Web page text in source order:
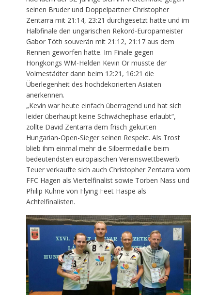
seinen Bruder und Doppelpartner Christopher
Zentarra mit 21:14, 23:21 durchgesetzt hatte und im
Halbfinale den ungarischen Rekord-Europameister
Gabor Tóth souverän mit 21:12, 21:17 aus dem
Rennen geworfen hatte. Im Finale gegen
Hongkongs WM-Helden Kevin Or musste der
Volmestädter dann beim 12:21, 16:21 die
Überlegenheit des hochdekorierten Asiaten
anerkennen.
„Kevin war heute einfach überragend und hat sich
leider überhaupt keine Schwächephase erlaubt“,
zollte David Zentarra dem frisch gekürten
Hungarian-Open-Sieger seinen Respekt. Als Trost
blieb ihm einmal mehr die Silbermedaille beim
bedeutendsten europäischen Vereinswettbewerb.
Teuer verkaufte sich auch Christopher Zentarra vom
FFC Hagen als Viertelfinalist sowie Torben Nass und
Philip Kühne von Flying Feet Haspe als
Achtelfinalisten.